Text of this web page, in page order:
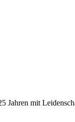
Jahren mit